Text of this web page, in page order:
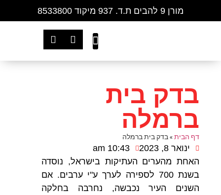
מורן 9 להבים ת.ד. 937 מיקוד 8533800
בדק בית
ברמלה
דף הבית»בדק בית ברמלה
ינואר 8, 2023
10:43 am
האחת מהערים העתיקות בישראל, נוסדה
בשנת 700 לספירה לערך ע"י ערבים. אם
השנים העיר נכבשה, נחרבה בחלקה